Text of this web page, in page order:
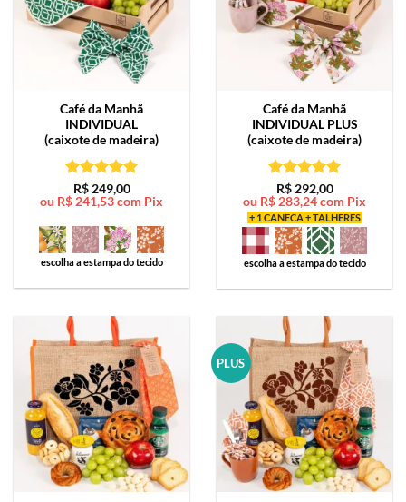
Café da Manhã
INDIVIDUAL
(caixote de madeira)
Avaliação5
de 5
R$249,00
ou R$241,53com Pix
escolha a estampa do tecido
Café da Manhã
INDIVIDUAL PLUS
(caixote de madeira)
Avaliação5
de 5
R$292,00
ou R$283,24com Pix
+ 1 CANECA + TALHERES
escolha a estampa do tecido
PLUS